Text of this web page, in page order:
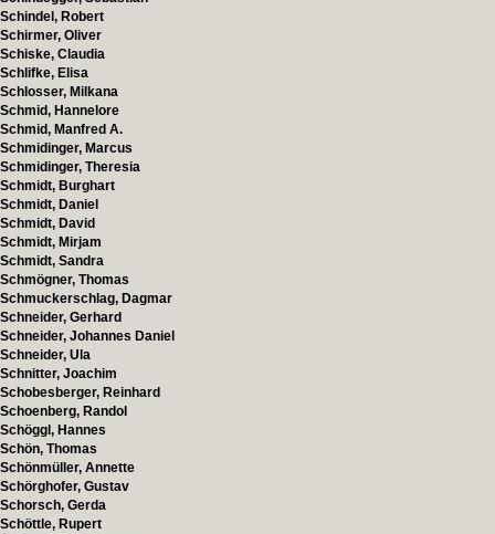
Schindel, Robert
Schirmer, Oliver
Schiske, Claudia
Schlifke, Elisa
Schlosser, Milkana
Schmid, Hannelore
Schmid, Manfred A.
Schmidinger, Marcus
Schmidinger, Theresia
Schmidt, Burghart
Schmidt, Daniel
Schmidt, David
Schmidt, Mirjam
Schmidt, Sandra
Schmögner, Thomas
Schmuckerschlag, Dagmar
Schneider, Gerhard
Schneider, Johannes Daniel
Schneider, Ula
Schnitter, Joachim
Schobesberger, Reinhard
Schoenberg, Randol
Schöggl, Hannes
Schön, Thomas
Schönmüller, Annette
Schörghofer, Gustav
Schorsch, Gerda
Schöttle, Rupert